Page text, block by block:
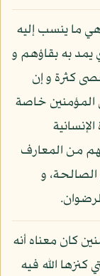
ما ينسب إليه
به بقاؤهم و
كثرة و إن
المؤمنين خاصة
من المعارف
الصالحة، و
كان معناه أنه
كنزها الله فيه